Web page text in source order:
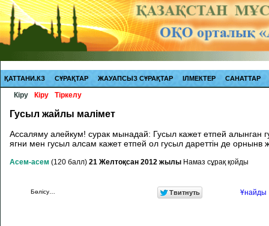
ҚАТТАНИ.КЗ СҰРАҚТАР ЖАУАПСЫЗ СҰРАҚТАР ІЛМЕКТЕР САНАТТАР
Кіру Кіру Тіркелу
Гусыл жайлы малімет
Ассаляму алейкум! сурак мынадай: Гусыл кажет етпей алынган
ягни мен гусыл алсам кажет етпей ол гусыл дареттін де орнынв
Асем-асем (120 балл) 21 Желтоқсан 2012 жылы Намаз сұрақ қойды
Бөлісу… Ұнайды